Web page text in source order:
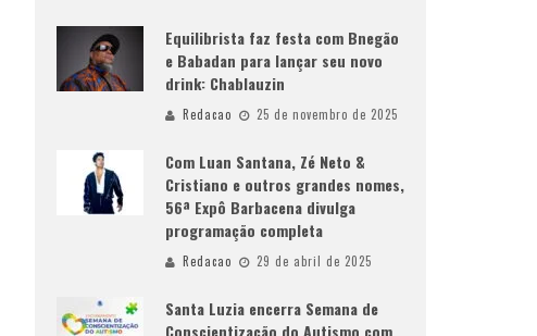
Equilibrista faz festa com Bnegão
e Babadan para lançar seu novo
drink: Chablauzin
Redacao 25 de novembro de 2025
Com Luan Santana, Zé Neto &
Cristiano e outros grandes nomes,
56ª Expô Barbacena divulga
programação completa
Redacao 29 de abril de 2025
Santa Luzia encerra Semana de
Conscientização do Autismo com